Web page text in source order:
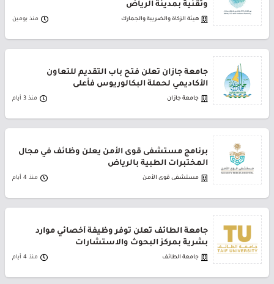
وتقنية بمدينة الرياض
هيئة الزكاة والضريبة والجمارك منذ يومين
جامعة جازان تعلن فتح باب التقديم للتعاون
الأكاديمي لحملة البكالوريوس فأعلى
جامعة جازان منذ 3 أيام
برنامج مستشفى قوى الأمن يعلن وظائف في مجال
المختبرات الطبية بالرياض
مستشفى قوى الأمن منذ 4 أيام
جامعة الطائف تعلن توفر وظيفة أخصائي موارد
بشرية بمركز البحوث والاستشارات
جامعة الطائف منذ 4 أيام